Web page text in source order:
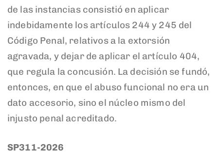
de las instancias consistió en aplicar
indebidamente los artículos 244 y 245 del
Código Penal, relativos a la extorsión
agravada, y dejar de aplicar el artículo 404,
que regula la concusión. La decisión se fundó,
entonces, en que el abuso funcional no era un
dato accesorio, sino el núcleo mismo del
injusto penal acreditado.
SP311-2026